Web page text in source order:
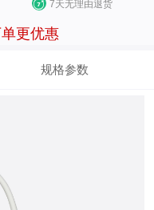
7天无理由退货
更优惠
规格参数